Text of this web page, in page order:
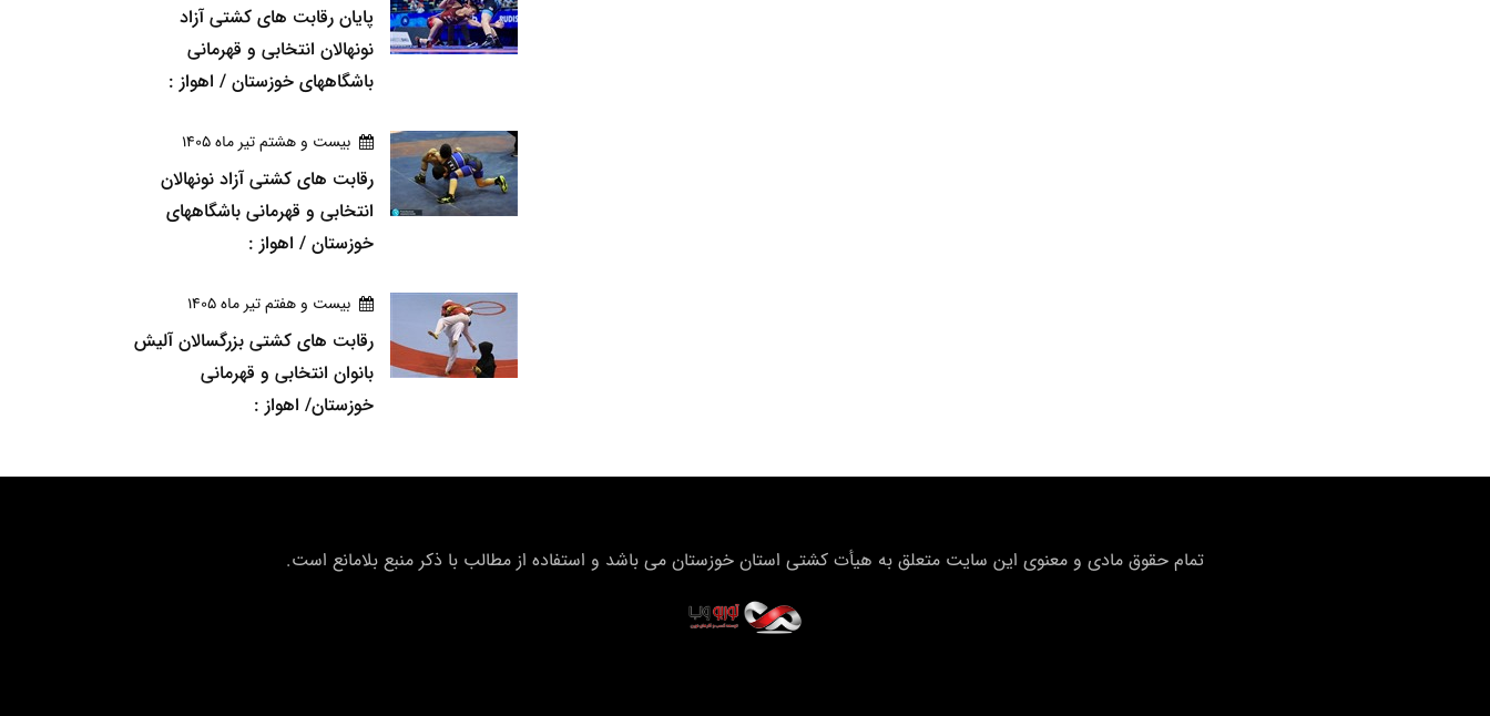
پایان رقابت های کشتی آزاد
نونهالان انتخابی و قهرمانی
باشگاههای خوزستان / اهواز :
بيست و هشتم تير ماه 1405
رقابت های کشتی آزاد نونهالان
انتخابی و قهرمانی باشگاههای
خوزستان / اهواز :
بيست و هفتم تير ماه 1405
رقابت های کشتی بزرگسالان آلیش
بانوان انتخابی و قهرمانی
خوزستان/ اهواز :
تمام حقوق مادی و معنوی این سایت متعلق به هیأت كشتی استان خوزستان می باشد و استفاده از مطالب با ذکر منبع بلامانع است.